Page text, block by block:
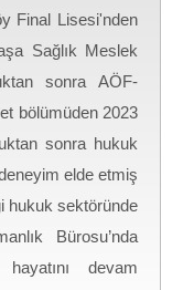
Final Lisesi'nden
Sağlık Meslek
sonra AÖF-
bölümüden 2023
sonra hukuk
elde etmiş
hukuk sektöründe
Bürosu’nda
devam